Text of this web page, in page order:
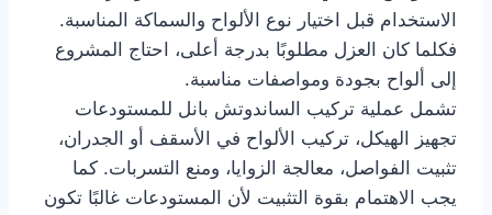
الاستخدام قبل اختيار نوع الألواح والسماكة المناسبة.
فكلما كان العزل مطلوبًا بدرجة أعلى، احتاج المشروع
إلى ألواح بجودة ومواصفات مناسبة.
تشمل عملية تركيب الساندوتش بانل للمستودعات
تجهيز الهيكل، تركيب الألواح في الأسقف أو الجدران،
تثبيت الفواصل، معالجة الزوايا، ومنع التسربات. كما
يجب الاهتمام بقوة التثبيت لأن المستودعات غالبًا تكون